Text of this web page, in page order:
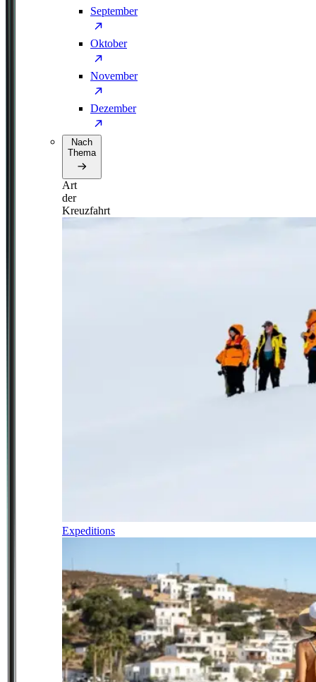
September
Oktober
November
Dezember
Nach
Thema
Art
der
Kreuzfahrt
Expeditions